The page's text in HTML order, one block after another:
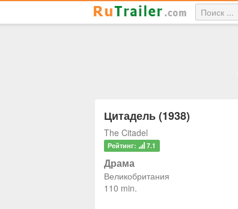
Цитадель (1938)
The Citadel
Рейтинг: 7.1
Драма
Великобритания
110 min.